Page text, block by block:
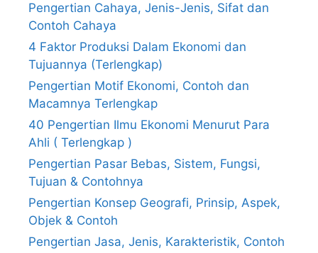
Pengertian Cahaya, Jenis-Jenis, Sifat dan
Contoh Cahaya
4 Faktor Produksi Dalam Ekonomi dan
Tujuannya (Terlengkap)
Pengertian Motif Ekonomi, Contoh dan
Macamnya Terlengkap
40 Pengertian Ilmu Ekonomi Menurut Para
Ahli ( Terlengkap )
Pengertian Pasar Bebas, Sistem, Fungsi,
Tujuan & Contohnya
Pengertian Konsep Geografi, Prinsip, Aspek,
Objek & Contoh
Pengertian Jasa, Jenis, Karakteristik, Contoh